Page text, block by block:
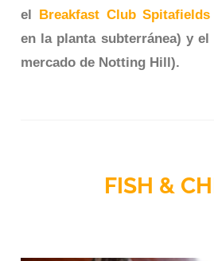
el Breakfast Club Spitafields
en la planta subterránea) y el
mercado de Notting Hill).
FISH &